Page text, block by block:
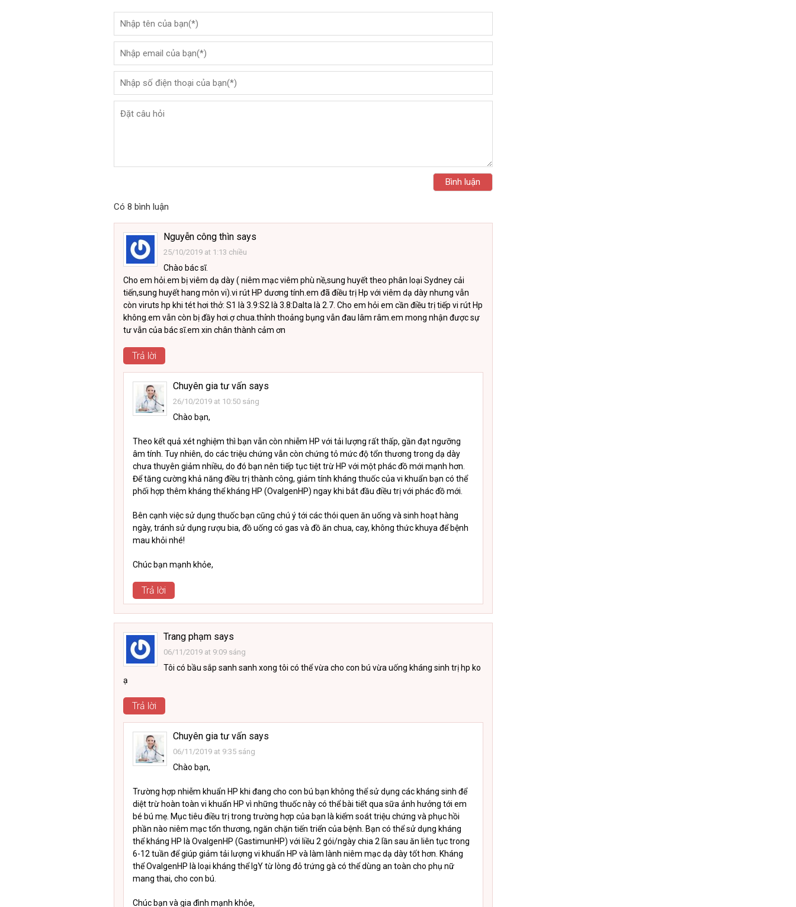
Có 8 bình luận
Nguyễn công thìn says
25/10/2019 at 1:13 chiều
Chào bác sĩ.
Cho em hỏi.em bị viêm dạ dày ( niêm mạc viêm phù nề,sung huyết theo phân loại Sydney cải
tiến,sung huyết hang môn vi).vi rút HP dương tính.em đã điều trị Hp với viêm dạ dày nhưng vẫn
còn viruts hp khi tét hơi thở: S1 là 3.9:S2 là 3.8:Dalta là 2.7. Cho em hỏi em cần điều trị tiếp vi rút Hp
không.em vẫn còn bị đầy hơi.ợ chua.thỉnh thoảng bụng vẫn đau lâm râm.em mong nhận được sự
tư vẫn của bác sĩ.em xin chân thành cảm ơn
Trả lời
Chuyên gia tư vấn says
26/10/2019 at 10:50 sáng
Chào bạn,
Theo kết quả xét nghiệm thì bạn vẫn còn nhiễm HP với tải lượng rất thấp, gần đạt ngưỡng
âm tính. Tuy nhiên, do các triệu chứng vẫn còn chứng tỏ mức độ tổn thương trong dạ dày
chưa thuyên giảm nhiều, do đó bạn nên tiếp tục tiệt trừ HP với một phác đồ mới mạnh hơn.
Để tăng cường khả năng điều trị thành công, giảm tính kháng thuốc của vi khuẩn bạn có thể
phối hợp thêm kháng thể kháng HP (OvalgenHP) ngay khi bắt đầu điều trị với phác đồ mới.
Bên cạnh việc sử dụng thuốc bạn cũng chú ý tới các thói quen ăn uống và sinh hoạt hàng
ngày, tránh sử dụng rượu bia, đồ uống có gas và đồ ăn chua, cay, không thức khuya để bệnh
mau khỏi nhé!
Chúc bạn mạnh khỏe,
Trả lời
Trang phạm says
06/11/2019 at 9:09 sáng
Tôi có bầu sắp sanh sanh xong tôi có thể vừa cho con bú vừa uống kháng sinh trị hp ko
ạ
Trả lời
Chuyên gia tư vấn says
06/11/2019 at 9:35 sáng
Chào bạn,
Trường hợp nhiễm khuẩn HP khi đang cho con bú bạn không thể sử dụng các kháng sinh để
diệt trừ hoàn toàn vi khuẩn HP vì những thuốc này có thể bài tiết qua sữa ảnh hưởng tới em
bé bú mẹ. Mục tiêu điều trị trong trường hợp của bạn là kiểm soát triệu chứng và phục hồi
phần nào niêm mạc tổn thương, ngăn chặn tiến triển của bệnh. Bạn có thể sử dụng kháng
thể kháng HP là OvalgenHP (GastimunHP) với liều 2 gói/ngày chia 2 lần sau ăn liên tục trong
6-12 tuần để giúp giảm tải lượng vi khuẩn HP và làm lành niêm mạc dạ dày tốt hơn. Kháng
thể OvalgenHP là loại kháng thể IgY từ lòng đỏ trứng gà có thể dùng an toàn cho phụ nữ
mang thai, cho con bú.
Chúc bạn và gia đình mạnh khỏe,